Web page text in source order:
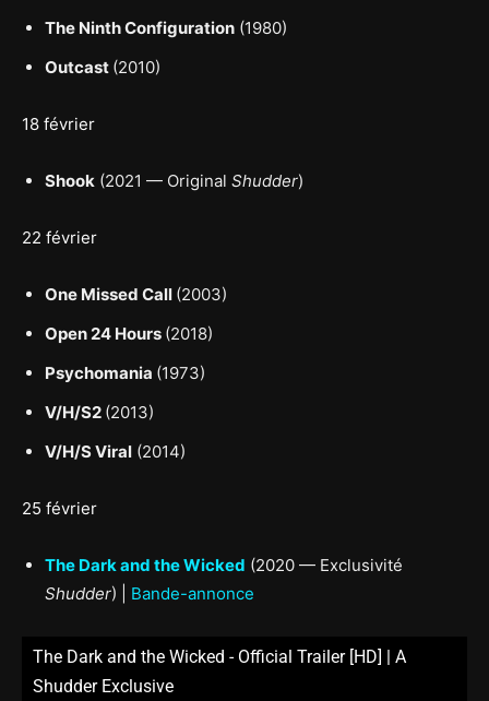
The Ninth Configuration (1980)
Outcast (2010)
18 février
Shook (2021 — Original Shudder)
22 février
One Missed Call (2003)
Open 24 Hours (2018)
Psychomania (1973)
V/H/S2 (2013)
V/H/S Viral (2014)
25 février
The Dark and the Wicked (2020 — Exclusivité
Shudder) | Bande-annonce
The Dark and the Wicked - Official Trailer [HD] | A
Shudder Exclusive